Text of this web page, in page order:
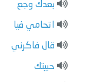
بعدك وجع
اتحامي فيا
قال فاكرني
حبيتك